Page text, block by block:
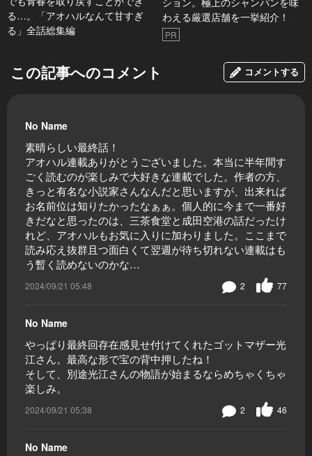
る…。「アオハルなんて甘すぎ
る」全話総集編
わえる厳選店舗を一挙紹介！
PR
この記事へのコメント コメントする
No Name
素晴らしい最終話！
アオハル連載ありがとうございました。本当に半年間す
ごく読むのが楽しみで大好きな連載でした。作者の方、
きっと有名な小説家さんなんだと思いますが、出来れば
お名前位は知りたかったなぁぁ。個人的に今まで一番好
きだなと思ったのは、三茶食堂と成田空港の話だったけ
れど、アオハルもお気に入りに加わりました。ここまで
読み応え抜群且つ面白くて翌週が待ち切れない連載はも
う暫く読めないのかな…
2024/09/21 05:48 77
2
No Name
やっぱり最終回存在感見せ付けてくれたゴットマザー光
江さん。最高な形で宝の背中押したね！
そして、別途光江さんの物語が始まるならめちゃくちゃ
楽しみ。
2024/09/21 05:38 46
2
No Name